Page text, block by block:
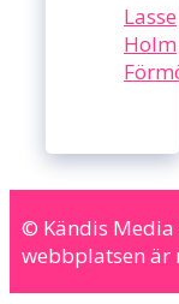
Lasse
Holm
© Kändis
webbplatsen är